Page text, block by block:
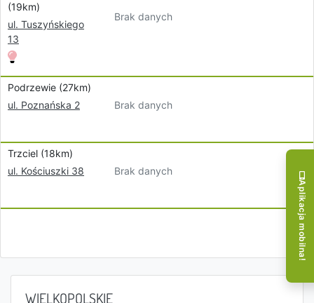
(19km)
ul. Tuszyńskiego
13
Brak danych
Podrzewie (27km)
ul. Poznańska 2
Brak danych
Trzciel (18km)
ul. Kościuszki 38
Brak danych
WIELKOPOLSKIE
Aplikacja mobilna!